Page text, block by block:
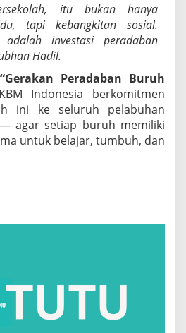
itu bukan hanya
tapi kebangkitan sosial.
investasi peradaban
Hadil.
“Gerakan Peradaban Buruh
Indonesia berkomitmen
ini ke seluruh pelabuhan
agar setiap buruh memiliki
untuk belajar, tumbuh, dan